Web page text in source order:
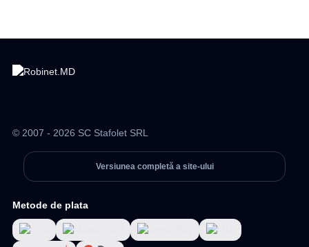
© 2007 - 2026 SC Stafolet SRL
Versiunea completă a site-ului
Metode de plata